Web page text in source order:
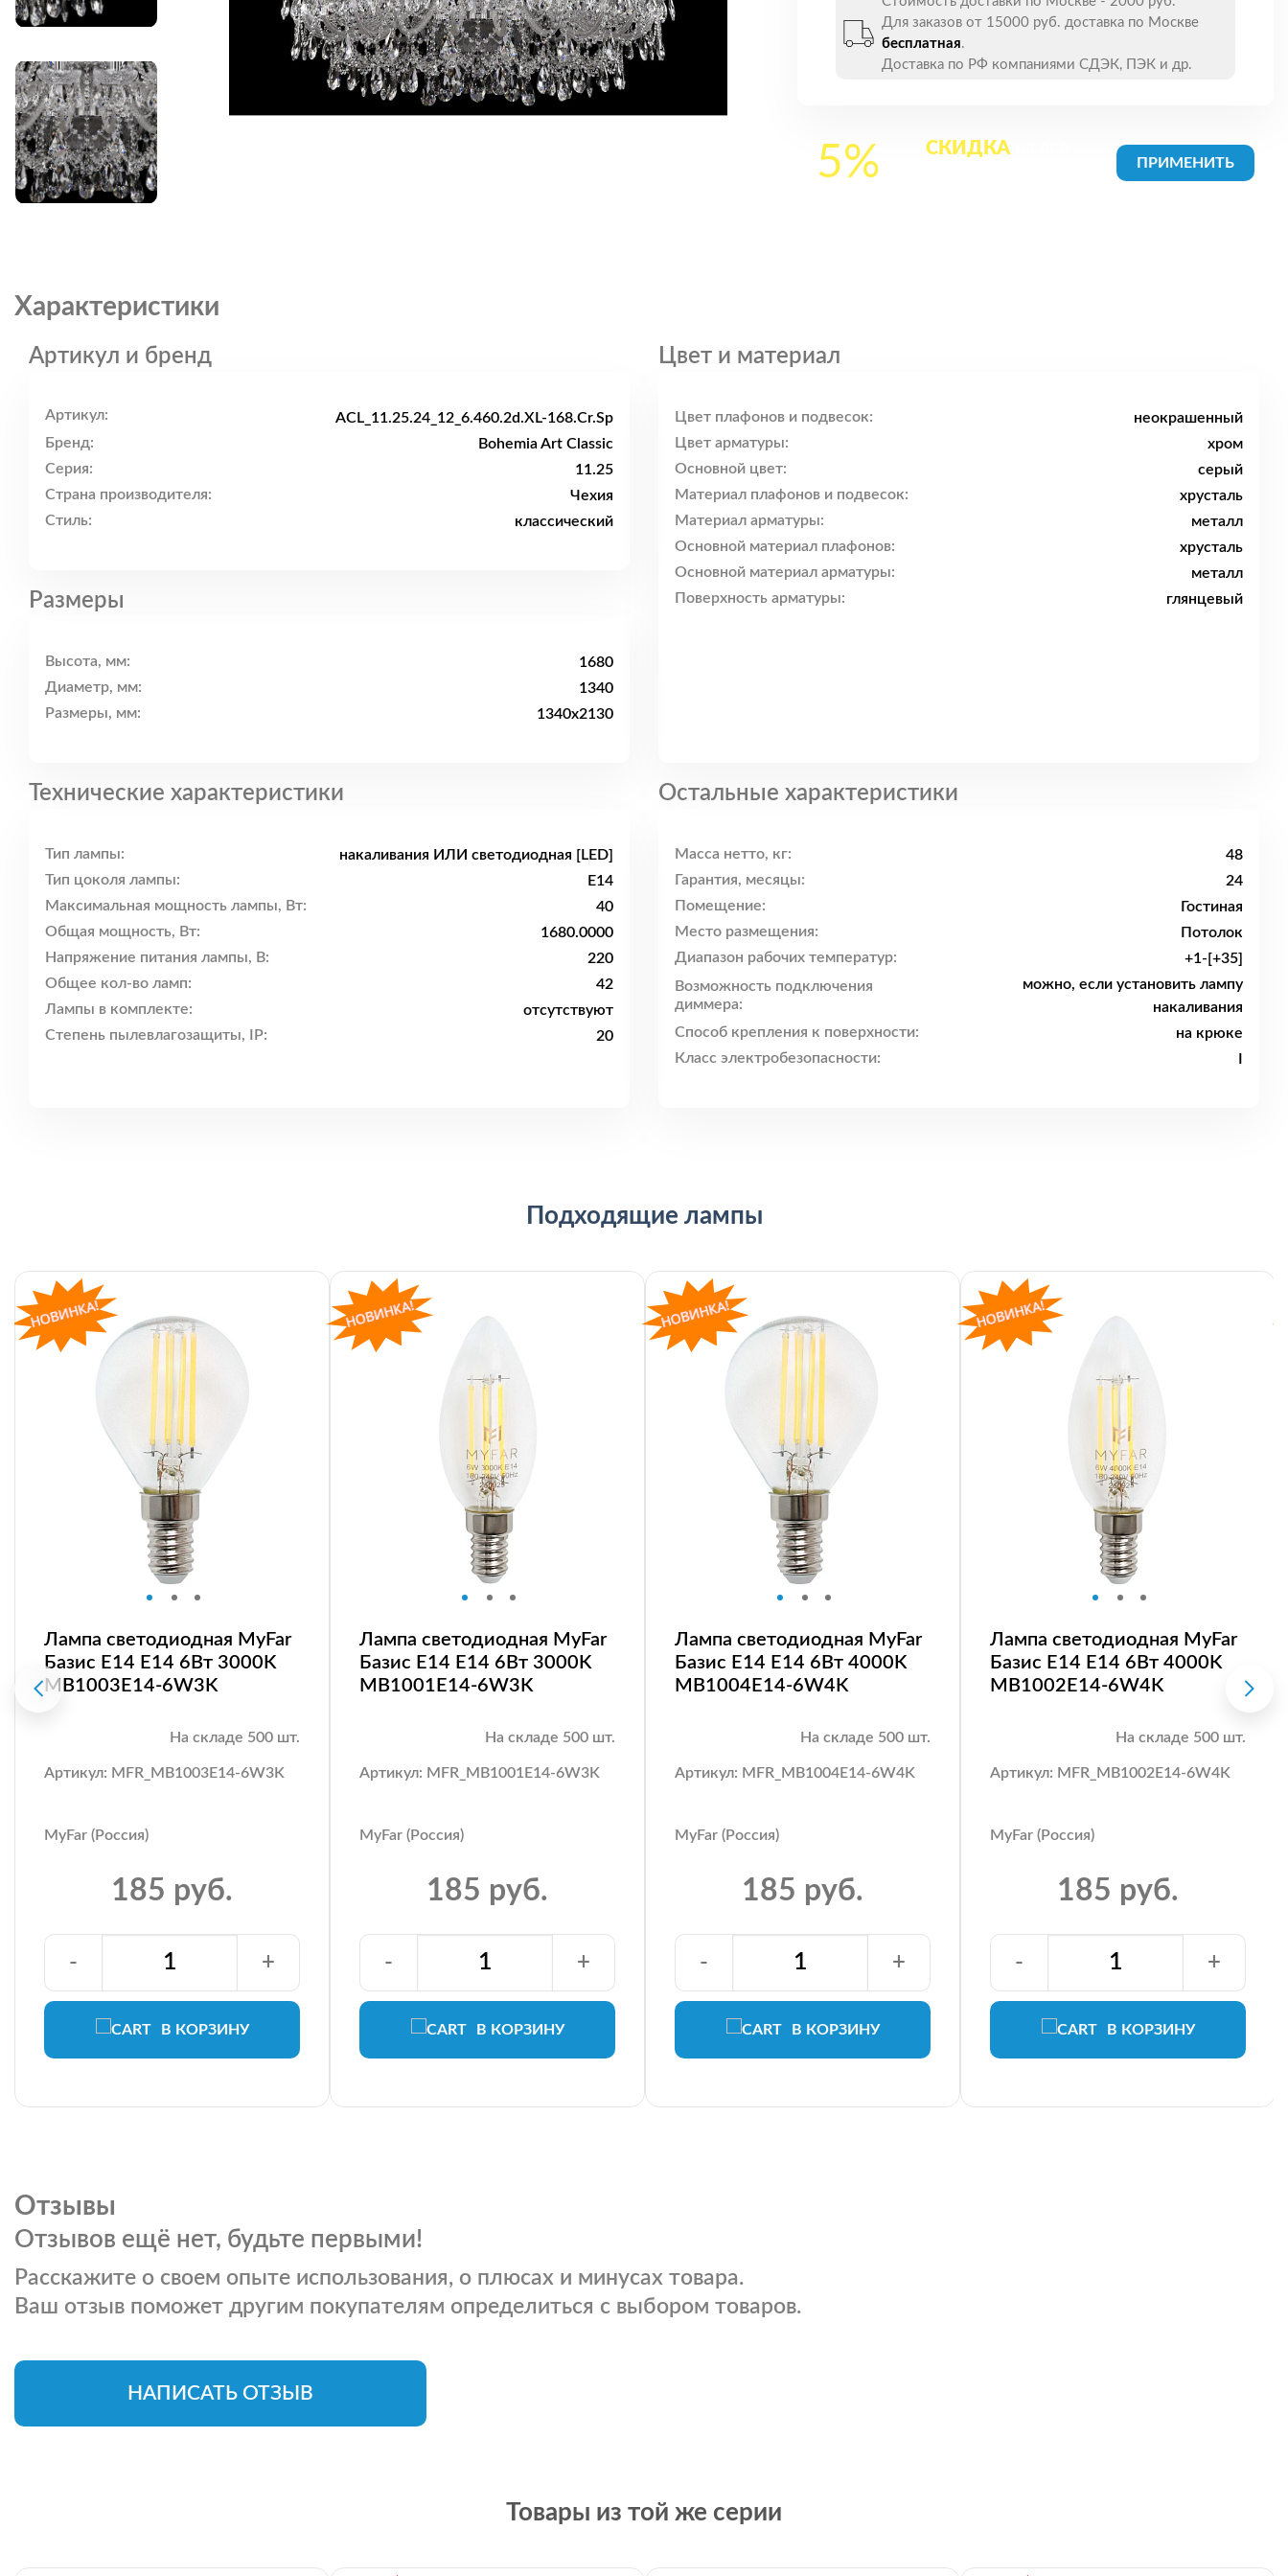
Для заказов от 15000 руб. доставка по Москве
бесплатная.
Доставка по РФ компаниями СДЭК, ПЭК и др.
5% СКИДКА
Характеристики
Артикул и бренд
Артикул:
ACL_11.25.24_12_6.460.2d.XL-168.Cr.Sp
Бренд:
Bohemia Art Classic
Серия:
11.25
Страна производителя:
Чехия
Стиль:
классический
Размеры
Высота, мм:
1680
Диаметр, мм:
1340
Размеры, мм:
1340x2130
Цвет и материал
Цвет плафонов и подвесок:
неокрашенный
Цвет арматуры:
хром
Основной цвет:
серый
Материал плафонов и подвесок:
хрусталь
Материал арматуры:
металл
Основной материал плафонов:
хрусталь
Основной материал арматуры:
металл
Поверхность арматуры:
глянцевый
Технические характеристики
Тип лампы:
накаливания ИЛИ светодиодная [LED]
Тип цоколя лампы:
E14
Максимальная мощность лампы, Вт:
40
Общая мощность, Вт:
1680.0000
Напряжение питания лампы, В:
220
Общее кол-во ламп:
42
Лампы в комплекте:
отсутствуют
Степень пылевлагозащиты, IP:
20
Остальные характеристики
Масса нетто, кг:
48
Гарантия, месяцы:
24
Помещение:
Гостиная
Место размещения:
Потолок
Диапазон рабочих температур:
+1-[+35]
Возможность подключения
диммера:
можно, если установить лампу
накаливания
Способ крепления к поверхности:
на крюке
Класс электробезопасности:
I
Подходящие лампы
Лампа светодиодная MyFar
Базис E14 E14 6Вт 3000K
MB1003E14-6W3K
На складе 500 шт.
Артикул: MFR_MB1003E14-6W3K
MyFar (Россия)
185 руб.
В КОРЗИНУ
- +
Лампа светодиодная MyFar
Базис E14 E14 6Вт 3000K
MB1001E14-6W3K
На складе 500 шт.
Артикул: MFR_MB1001E14-6W3K
MyFar (Россия)
185 руб.
В КОРЗИНУ
- +
Лампа светодиодная MyFar
Базис E14 E14 6Вт 4000K
MB1004E14-6W4K
На складе 500 шт.
Артикул: MFR_MB1004E14-6W4K
MyFar (Россия)
185 руб.
В КОРЗИНУ
- +
Лампа светодиодная MyFar
Базис E14 E14 6Вт 4000K
MB1002E14-6W4K
На складе 500 шт.
Артикул: MFR_MB1002E14-6W4K
MyFar (Россия)
185 руб.
В КОРЗИНУ
- +
Отзывы
Отзывов ещё нет, будьте первыми!
Расскажите о своем опыте использования, о плюсах и минусах товара.
Ваш отзыв поможет другим покупателям определиться с выбором товаров.
НАПИСАТЬ ОТЗЫВ
Товары из той же серии